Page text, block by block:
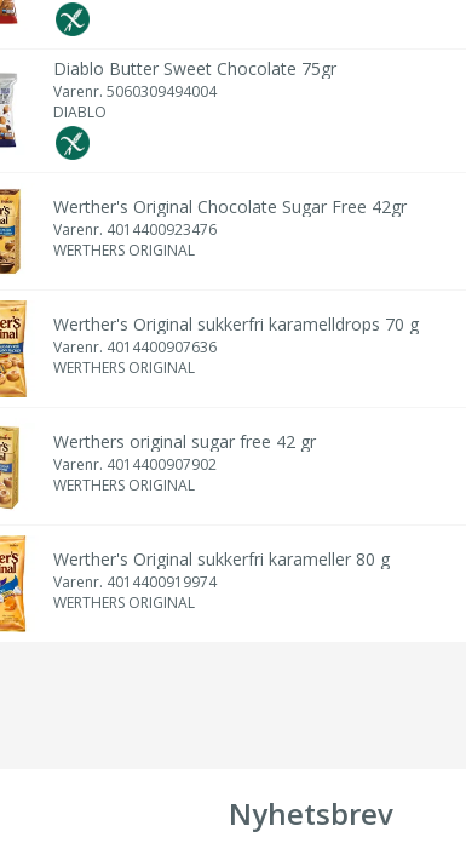
Diablo Butter Sweet Chocolate 75gr
Varenr. 5060309494004
DIABLO
Werther's Original Chocolate Sugar Free 42gr
Varenr. 4014400923476
WERTHERS ORIGINAL
Werther's Original sukkerfri karamelldrops 70 g
Varenr. 4014400907636
WERTHERS ORIGINAL
Werthers original sugar free 42 gr
Varenr. 4014400907902
WERTHERS ORIGINAL
Werther's Original sukkerfri karameller 80 g
Varenr. 4014400919974
WERTHERS ORIGINAL
Nyhetsbrev